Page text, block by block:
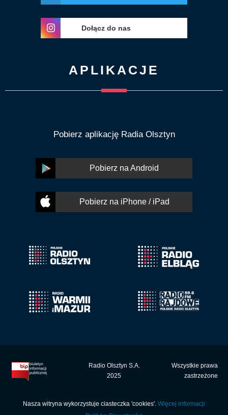
Dołącz do nas
APLIKACJE
Pobierz aplikację Radia Olsztyn
Pobierz na Android
Pobierz na iPhone / iPad
Radio Olsztyn S.A.
2025
Wszystkie prawa
zastrzeżone
Nasza witryna wykorzystuje ciasteczka 'cookies'. Więcej informacji